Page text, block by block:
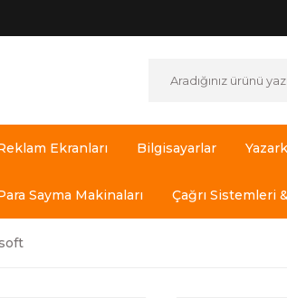
Ekranları Bilgisayarlar
Sayma Makinaları Çağrı Sistemleri